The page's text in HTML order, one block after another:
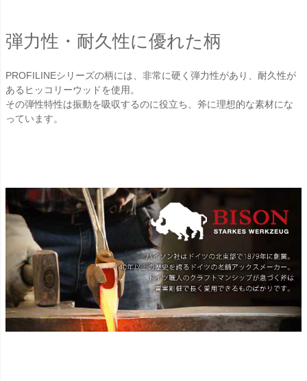
弾力性・耐久性に優れた柄
PROFILINEシリーズの柄には、非常に硬く弾力性があり、耐久性が
あるヒッコリーウッドを使用。
その弾性特性は振動を吸収するのに役立ち、斧に理想的な素材にな
っています。